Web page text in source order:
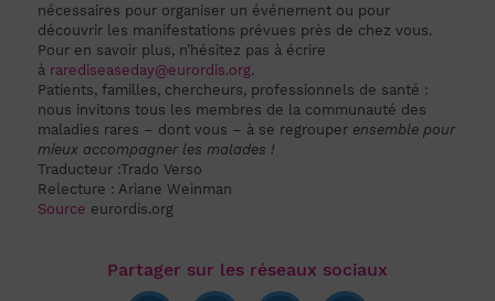
nécessaires pour organiser un événement ou pour
découvrir les manifestations prévues près de chez vous.
Pour en savoir plus, n’hésitez pas à écrire
à rarediseaseday@eurordis.org.
Patients, familles, chercheurs, professionnels de santé :
nous invitons tous les membres de la communauté des
maladies rares – dont vous – à se regrouper ensemble pour
mieux accompagner les malades !
Traducteur :Trado Verso
Relecture : Ariane Weinman
Source eurordis.org